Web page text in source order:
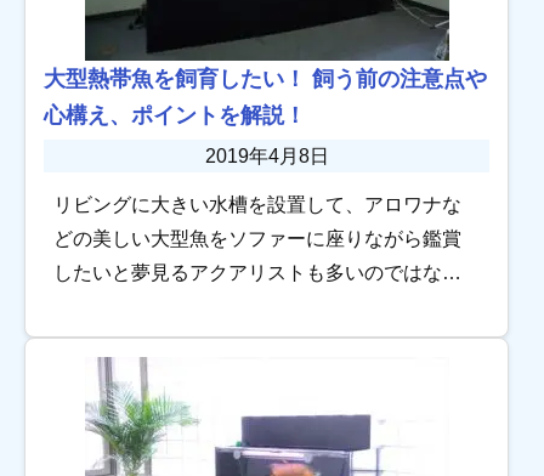
大型熱帯魚を飼育したい！ 飼う前の注意点や
心構え、ポイントを解説！
2019年4月8日
リビングに大きい水槽を設置して、アロワナな
どの美しい大型魚をソファーに座りながら鑑賞
したいと夢見るアクアリストも多いのではない
とも呼ばれ、太古の昔からその姿を変えずにア
マゾンの […]